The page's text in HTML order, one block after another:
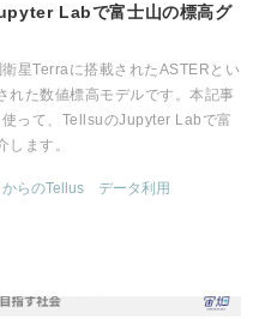
Labで富士山の標高グ
星Terraに搭載されたASTERとい
れた数値標高モデルです。本記事
って、TellsuのJupyter Labで富
ます。
からのTellus
データ利用